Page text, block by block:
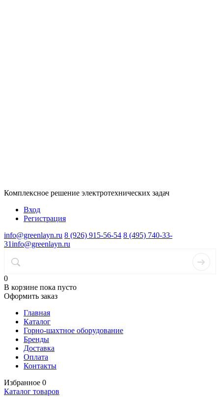
Комплексное решение электротехнических задач
Вход
Регистрация
info@greenlayn.ru 8 (926) 915-56-54 8 (495) 740-33-
31info@greenlayn.ru
0
В корзине пока пусто
Оформить заказ
Главная
Каталог
Горно-шахтное оборудование
Бренды
Доставка
Оплата
Контакты
Избранное 0
Каталог товаров